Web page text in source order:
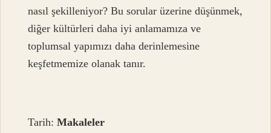
nasıl şekilleniyor? Bu sorular üzerine düşünmek,
diğer kültürleri daha iyi anlamamıza ve
toplumsal yapımızı daha derinlemesine
keşfetmemize olanak tanır.
Tarih:Makaleler